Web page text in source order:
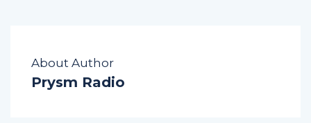
About Author